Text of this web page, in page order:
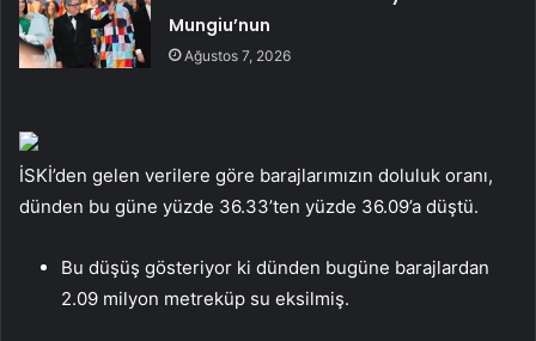
Mungiu’nun
Ağustos 7, 2026
İSKİ’den gelen verilere göre barajlarımızın doluluk oranı,
dünden bu güne yüzde 36.33’ten yüzde 36.09’a düştü.
Bu düşüş gösteriyor ki dünden bugüne barajlardan
2.09 milyon metreküp su eksilmiş.